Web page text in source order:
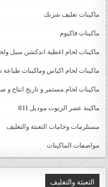
ماكينات تغليف شرنك
ماكينات فاكيوم
ماكينات لحام اغطية اندكشن سيل
ماكينات لحام اكياس وماكينات طباعة
ماكينات لحام مستمر و تاريخ انتاج و
ماكينة عصر الزيوت موديل 811
مستلزمات وخامات التعبئة والتغليف
مواصفات الماكينات
التعبئة والتغليف